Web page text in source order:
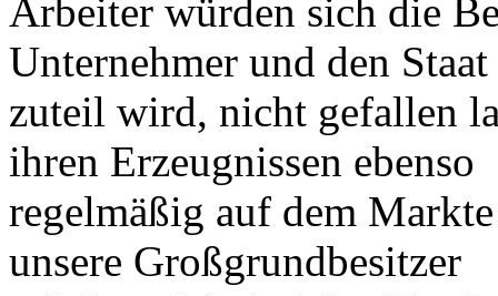
Arbeiter würden sich die
Unternehmer und den Staat
zuteil wird, nicht gefallen
ihren Erzeugnissen ebenso
regelmäßig auf dem
unsere Großgrundbesitzer